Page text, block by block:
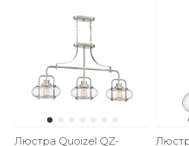
Люстра Quoizel QZ-